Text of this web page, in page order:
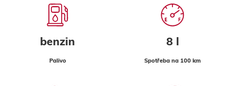
benzin
Palivo
8 l
Spotřeba na 100 km